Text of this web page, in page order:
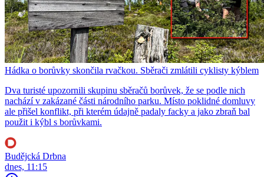
Hádka o borůvky skončila rvačkou. Sběrači zmlátili cyklisty kýblem
Dva turisté upozornili skupinu sběračů borůvek, že se podle nich
nachází v zakázané části národního parku. Místo poklidné domluvy
ale přišel konflikt, při kterém údajně padaly facky a jako zbraň bal
použit i kýbl s borůvkami.
Budějcká Drbna
dnes, 11:15